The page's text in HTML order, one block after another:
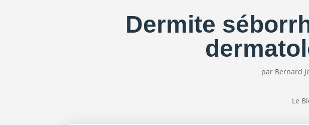
Dermite
par Bernard
Le